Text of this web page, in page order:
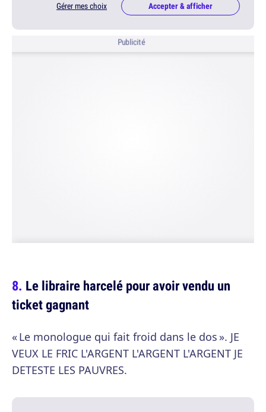
Gérer mes choix Accepter & afficher
Publicité
Le libraire harcelé pour avoir vendu un
ticket gagnant
« Le monologue qui fait froid dans le dos ». JE
VEUX LE FRIC L'ARGENT L'ARGENT L'ARGENT JE
DETESTE LES PAUVRES.